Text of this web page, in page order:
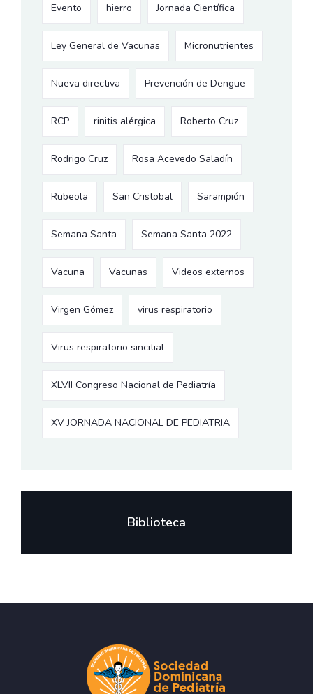
Evento hierro Jornada Científica
Ley General de Vacunas Micronutrientes
Nueva directiva Prevención de Dengue
RCP rinitis alérgica Roberto Cruz
Rodrigo Cruz Rosa Acevedo Saladín
Rubeola San Cristobal Sarampión
Semana Santa Semana Santa 2022
Vacuna Vacunas Videos externos
Virgen Gómez virus respiratorio
Virus respiratorio sincitial
XLVII Congreso Nacional de Pediatría
XV JORNADA NACIONAL DE PEDIATRIA
Biblioteca